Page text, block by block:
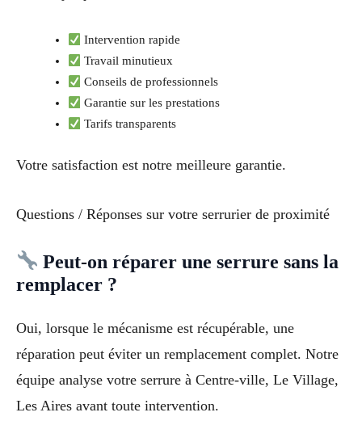
Intervention rapide
Travail minutieux
Conseils de professionnels
Garantie sur les prestations
Tarifs transparents
Votre satisfaction est notre meilleure garantie.
Questions / Réponses sur votre serrurier de proximité
Peut-on réparer une serrure sans la
remplacer ?
Oui, lorsque le mécanisme est récupérable, une
réparation peut éviter un remplacement complet. Notre
équipe analyse votre serrure à Centre-ville, Le Village,
Les Aires avant toute intervention.